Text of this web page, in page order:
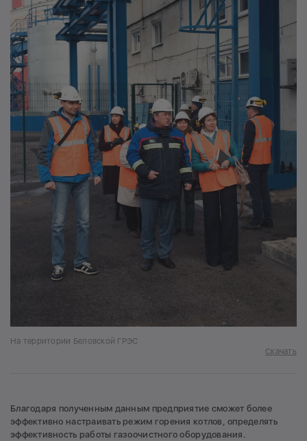
На территории Беловской ГРЭС
Скачать
Благодаря полученным данным предприятие сможет более
эффективно настраивать режим горения котлов, определять
эффективность работы газоочистного оборудования.